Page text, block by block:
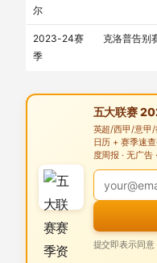
尔
2023-24赛
季
克洛普告别
五大联赛
英超/西甲/意甲
日历 + 赛季速
度周报 · 无广告
提交即表示同意